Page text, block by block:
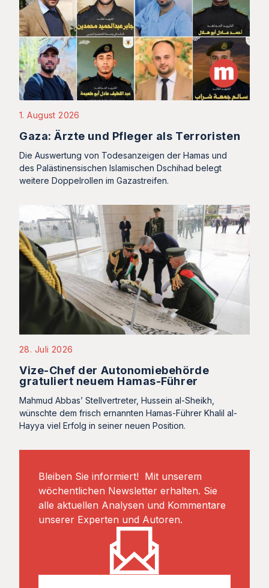
1. August 2026
Gaza: Ärzte und Pfleger als Terroristen
Die Auswertung von Todesanzeigen der Hamas und
des Palästinensischen Islamischen Dschihad belegt
weitere Doppelrollen im Gazastreifen.
28. Juli 2026
Vize-Chef der Autonomiebehörde
gratuliert neuem Hamas-Führer
Mahmud Abbas’ Stellvertreter, Hussein al-Sheikh,
wünschte dem frisch ernannten Hamas-Führer Khalil al-
Hayya viel Erfolg in seiner neuen Position.
Bleiben Sie informiert! Mit unserem
wöchentlichen Newsletter erhalten. Sie
alle aktuellen Analysen und Kommentare
unserer Experten und Autoren.